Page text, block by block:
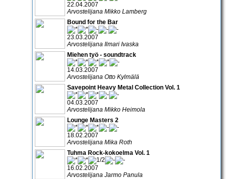
22.04.2007
Arvostelijana Mikko Lamberg
Bound for the Bar
23.03.2007
Arvostelijana Ilmari Ivaska
Miehen työ - soundtrack
14.03.2007
Arvostelijana Otto Kylmälä
Savepoint Heavy Metal Collection Vol. 1
04.03.2007
Arvostelijana Mikko Heimola
Lounge Masters 2
18.02.2007
Arvostelijana Mika Roth
Tuhma Rock-kokoelma Vol. 1
16.02.2007
Arvostelijana Jarmo Panula